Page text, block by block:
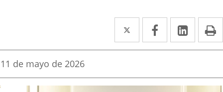
Twitter
Enlace
a
aplicación
Facebook
Enlace
a
aplicación
Enlace
a
Fecha
la
11 de mayo de 2026